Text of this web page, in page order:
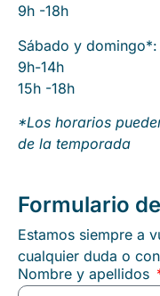
9h -18h
Sábado y domingo*:
9h-14h
15h -18h
*Los horarios
de la temporada
Formulario
Estamos siempre a
cualquier duda o
Nombre y apellidos